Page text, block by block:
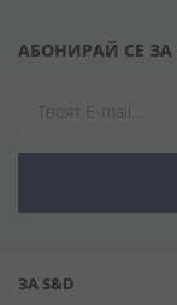
АБОНИРАЙ СЕ
ЗА S&D